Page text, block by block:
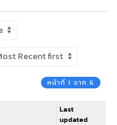
หน้าที่ 1 จาก 6
Last
updated